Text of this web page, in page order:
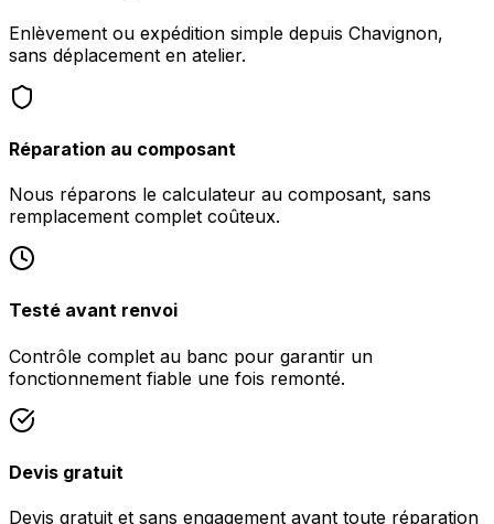
Enlèvement ou expédition simple depuis Chavignon,
sans déplacement en atelier.
Réparation au composant
Nous réparons le calculateur au composant, sans
remplacement complet coûteux.
Testé avant renvoi
Contrôle complet au banc pour garantir un
fonctionnement fiable une fois remonté.
Devis gratuit
Devis gratuit et sans engagement avant toute réparation